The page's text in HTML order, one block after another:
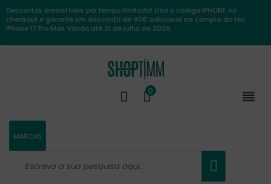
Descontos irresistíveis por tempo limitado! Usa o código IPHONE no
checkout e garante um desconto de 40€ adicional na compra do teu
iPhone 17 Pro Max. Válido até 31 de julho de 2026.

0
MARCAS